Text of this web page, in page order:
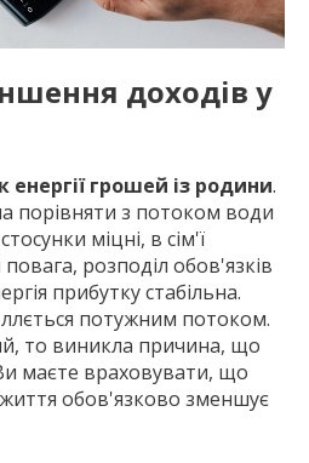
доходів у
енергії грошей із родини.
порівняти з потоком води
міцні, в сім'ї
повага, розподіл обов'язків
прибутку стабільна.
потужним потоком.
то виникла причина, що
маєте враховувати, що
життя обов'язково зменшує